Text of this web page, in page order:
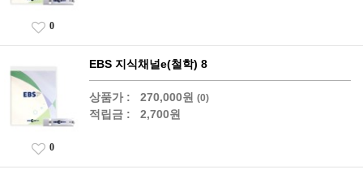
0
EBS 지식채널e(철학) 8
상품가 : 270,000원 (0)
적립금 : 2,700원
0